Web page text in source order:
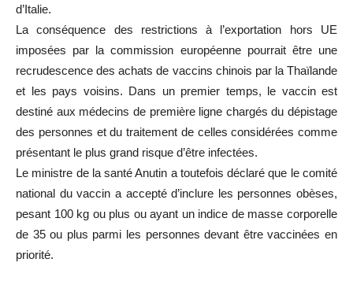
d’Italie.
La conséquence des restrictions à l’exportation hors UE
imposées par la commission européenne pourrait être une
recrudescence des achats de vaccins chinois par la Thaïlande
et les pays voisins. Dans un premier temps, le vaccin est
destiné aux médecins de première ligne chargés du dépistage
des personnes et du traitement de celles considérées comme
présentant le plus grand risque d’être infectées.
Le ministre de la santé Anutin a toutefois déclaré que le comité
national du vaccin a accepté d’inclure les personnes obèses,
pesant 100 kg ou plus ou ayant un indice de masse corporelle
de 35 ou plus parmi les personnes devant être vaccinées en
priorité.